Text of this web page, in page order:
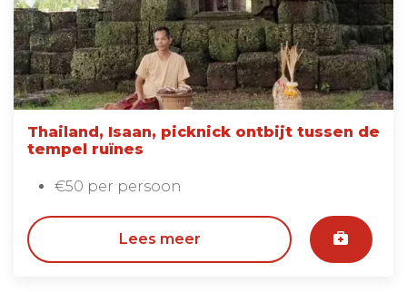
Thailand, Isaan, picknick ontbijt tussen de
tempel ruïnes
€50 per persoon
Lees meer